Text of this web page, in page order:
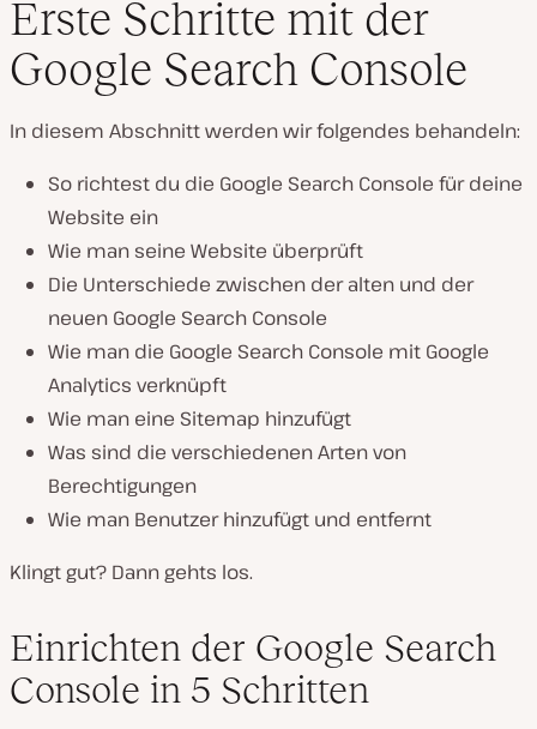
Erste Schritte mit der
Google Search Console
In diesem Abschnitt werden wir folgendes behandeln:
So richtest du die Google Search Console für deine
Website ein
Wie man seine Website überprüft
Die Unterschiede zwischen der alten und der
neuen Google Search Console
Wie man die Google Search Console mit Google
Analytics verknüpft
Wie man eine Sitemap hinzufügt
Was sind die verschiedenen Arten von
Berechtigungen
Wie man Benutzer hinzufügt und entfernt
Klingt gut? Dann gehts los.
Einrichten der Google Search
Console in 5 Schritten